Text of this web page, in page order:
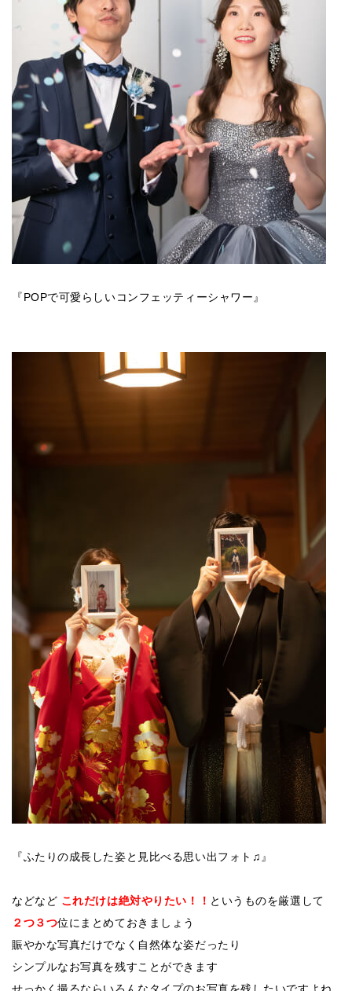
『POPで可愛らしいコンフェッティーシャワー』
『ふたりの成長した姿と見比べる思い出フォト♫』
などなど これだけは絶対やりたい！！ というものを厳選して
２つ３つ位にまとめておきましょう
賑やかな写真だけでなく自然体な姿だったり
シンプルなお写真を残すことができます
せっかく撮るならいろんなタイプのお写真を残したいですよね